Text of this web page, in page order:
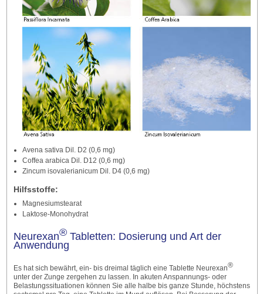
Avena sativa Dil. D2 (0,6 mg)
Coffea arabica Dil. D12 (0,6 mg)
Zincum isovalerianicum Dil. D4 (0,6 mg)
Hilfsstoffe:
Magnesiumstearat
Laktose-Monohydrat
Neurexan®Tabletten: Dosierung und Art der
Anwendung
Es hat sich bewährt, ein- bis dreimal täglich eine Tablette Neurexan®
unter der Zunge zergehen zu lassen. In akuten Anspannungs- oder
Belastungssituationen können Sie alle halbe bis ganze Stunde, höchstens